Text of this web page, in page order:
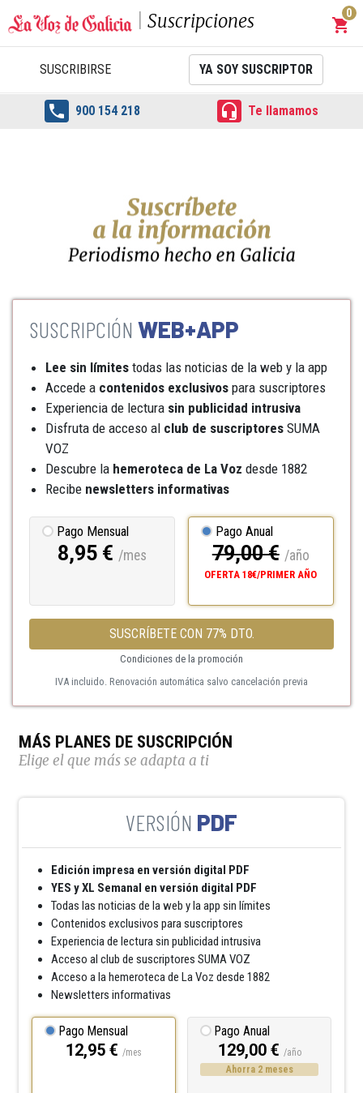
Suscripciones shopping_cart
0
SUSCRIBIRSE YA SOY SUSCRIPTOR
 900 154 218  Te llamamos
WEB+APP
Lee sin límites todas las noticias de la web y la app
Accede a contenidos exclusivos para suscriptores
Experiencia de lectura sin publicidad intrusiva
Disfruta de acceso al club de suscriptores SUMA
VOZ
Descubre la hemeroteca de La Voz desde 1882
Recibe newsletters informativas
Pago Mensual
8,95 € /mes
Pago Anual
79,00 € /año
OFERTA 18€/PRIMER AÑO
SUSCRÍBETE CON 77% DTO.
Condiciones de la promoción
IVA incluido. Renovación automática salvo cancelación previa
MÁS PLANES DE SUSCRIPCIÓN
Elige el que más se adapta a ti
PDF
Edición impresa en versión digital PDF
YES y XL Semanal en versión digital PDF
Todas las noticias de la web y la app sin límites
Contenidos exclusivos para suscriptores
Experiencia de lectura sin publicidad intrusiva
Acceso al club de suscriptores SUMA VOZ
Acceso a la hemeroteca de La Voz desde 1882
Newsletters informativas
Pago Mensual
12,95 € /mes
Pago Anual
129,00 € /año
Ahorra 2 meses